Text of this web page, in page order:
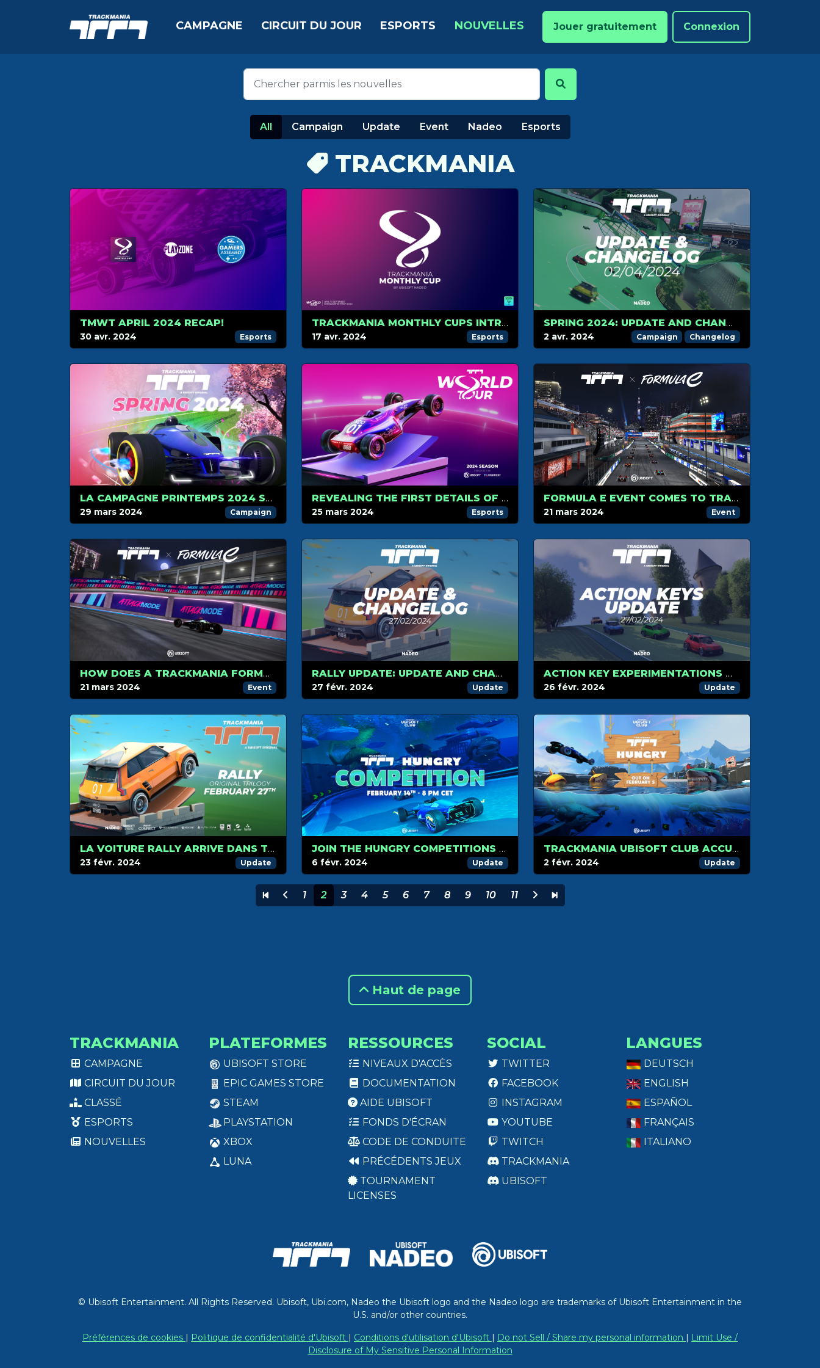
CAMPAGNE CIRCUIT DU JOUR ESPORTS NOUVELLES Jouer gratuitement Connexion
All Campaign Update Event Nadeo Esports
TRACKMANIA
TMWT APRIL 2024 RECAP!
30 avr. 2024 Esports
TRACKMANIA MONTHLY CUPS INTRODUCTION
17 avr. 2024 Esports
SPRING 2024: UPDATE AND CHANGELOG
2 avr. 2024 Campaign Changelog
LA CAMPAGNE PRINTEMPS 2024 SERA DISPONIBLE LE 2 AVRIL !
29 mars 2024 Campaign
REVEALING THE FIRST DETAILS OF THE 2024 TRACKMANIA ESPORTS CIRCUIT
25 mars 2024 Esports
FORMULA E EVENT COMES TO TRACKMANIA MARCH 30
21 mars 2024 Event
HOW DOES A TRACKMANIA FORMULA E RACE WORK?
21 mars 2024 Event
RALLY UPDATE: UPDATE AND CHANGELOG
27 févr. 2024 Update
ACTION KEY EXPERIMENTATIONS ON SNOW AND RALLY CARS
26 févr. 2024 Update
LA VOITURE RALLY ARRIVE DANS TRACKMANIA LE 27 FÉVRIER !
23 févr. 2024 Update
JOIN THE HUNGRY COMPETITIONS TO WIN SPECIAL REWARDS!
6 févr. 2024 Update
TRACKMANIA UBISOFT CLUB ACCUEILLE HUNGRY SHARK !
2 févr. 2024 Update
1 2 3 4 5 6 7 8 9 10 11
Haut de page
TRACKMANIA
CAMPAGNE
CIRCUIT DU JOUR
CLASSÉ
ESPORTS
NOUVELLES
PLATEFORMES
UBISOFT STORE
EPIC GAMES STORE
STEAM
PLAYSTATION
XBOX
LUNA
RESSOURCES
NIVEAUX D'ACCÈS
DOCUMENTATION
AIDE UBISOFT
FONDS D'ÉCRAN
CODE DE CONDUITE
PRÉCÉDENTS JEUX
TOURNAMENT
LICENSES
SOCIAL
TWITTER
FACEBOOK
INSTAGRAM
YOUTUBE
TWITCH
TRACKMANIA
UBISOFT
LANGUES
DEUTSCH
ENGLISH
ESPAÑOL
FRANÇAIS
ITALIANO
© Ubisoft Entertainment. All Rights Reserved. Ubisoft, Ubi.com, Nadeo the Ubisoft logo and the Nadeo logo are trademarks of Ubisoft Entertainment in the
U.S. and/or other countries.
Préférences de cookies Politique de confidentialité d'Ubisoft Conditions d'utilisation d'Ubisoft Do not Sell / Share my personal information
Limit Use /
Disclosure of My Sensitive Personal Information